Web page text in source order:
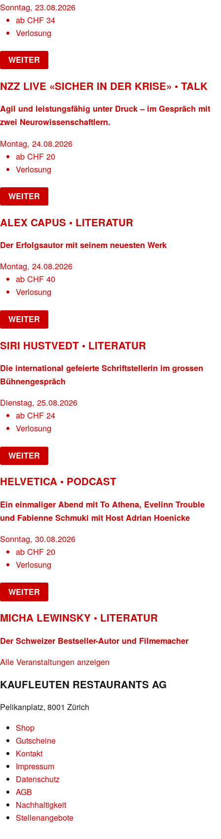
Sonntag, 23.08.2026
abCHF 34
Verlosung
WEITER
NZZ LIVE «SICHER IN DER KRISE» • TALK
Agil und leistungsfähig unter Druck – im Gespräch mit
zwei Neurowissenschaftlern.
Montag, 24.08.2026
abCHF 20
Verlosung
WEITER
ALEX CAPUS • LITERATUR
Der Erfolgsautor mit seinem neuesten Werk
Montag, 24.08.2026
abCHF 40
Verlosung
WEITER
SIRI HUSTVEDT • LITERATUR
Die international gefeierte Schriftstellerin im grossen
Bühnengespräch
Dienstag, 25.08.2026
abCHF 24
Verlosung
WEITER
HELVETICA • PODCAST
Ein einmaliger Abend mit To Athena, Evelinn Trouble
und Fabienne Schmuki mit Host Adrian Hoenicke
Sonntag, 30.08.2026
abCHF 20
Verlosung
WEITER
MICHA LEWINSKY • LITERATUR
Der Schweizer Bestseller-Autor und Filmemacher
Alle Veranstaltungen anzeigen
KAUFLEUTEN RESTAURANTS AG
Pelikanplatz, 8001 Zürich
Shop
Gutscheine
Kontakt
Impressum
Datenschutz
AGB
Nachhaltigkeit
Stellenangebote